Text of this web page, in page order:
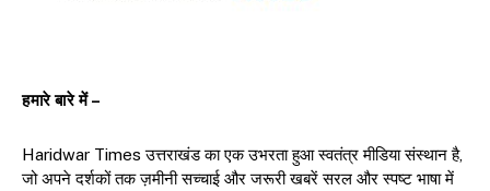
हमारे बारे में –
Haridwar Times उत्तराखंड का एक उभरता हुआ स्वतंत्र मीडिया संस्थान है,
जो अपने दर्शकों तक ज़मीनी सच्चाई और जरूरी खबरें सरल और स्पष्ट भाषा में